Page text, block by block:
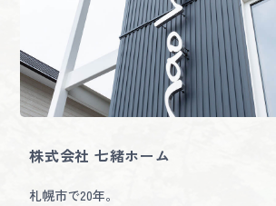
株式会社 七緒ホーム
札幌市で20年。